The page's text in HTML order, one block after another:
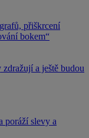
přiškrcení
bokem“
a ještě budou
poráží slevy a